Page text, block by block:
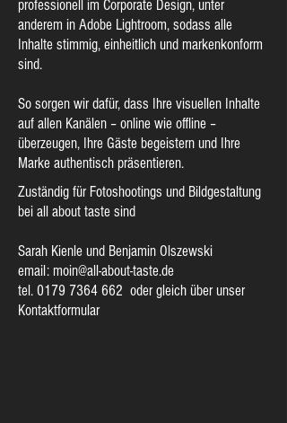
professionell im Corporate Design, unter
anderem in Adobe Lightroom, sodass alle
Inhalte stimmig, einheitlich und markenkonform
sind.
So sorgen wir dafür, dass Ihre visuellen Inhalte
auf allen Kanälen – online wie offline –
überzeugen, Ihre Gäste begeistern und Ihre
Marke authentisch präsentieren.
Zuständig für Fotoshootings und Bildgestaltung
bei all about taste sind
Sarah Kienle und Benjamin Olszewski
email: moin@all-about-taste.de
tel. 0179 7364 662 ‬ oder gleich über unser
Kontaktformular